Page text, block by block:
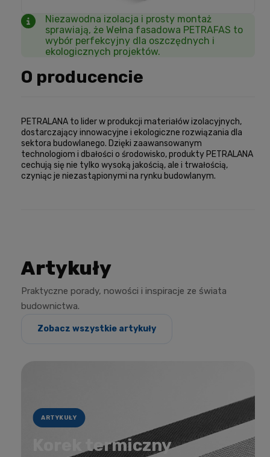
Niezawodna izolacja i prosty montaż
sprawiają, że Wełna fasadowa PETRAFAS to
wybór perfekcyjny dla oszczędnych i
ekologicznych projektów.
O producencie
PETRALANA to lider w produkcji materiałów izolacyjnych,
dostarczający innowacyjne i ekologiczne rozwiązania dla
sektora budowlanego. Dzięki zaawansowanym
technologiom i dbałości o środowisko, produkty PETRALANA
cechują się nie tylko wysoką jakością, ale i trwałością,
czyniąc je niezastąpionymi na rynku budowlanym.
Artykuły
Praktyczne porady, nowości i inspiracje ze świata
budownictwa.
Zobacz wszystkie artykuły
ARTYKUŁY
Korek termiczny